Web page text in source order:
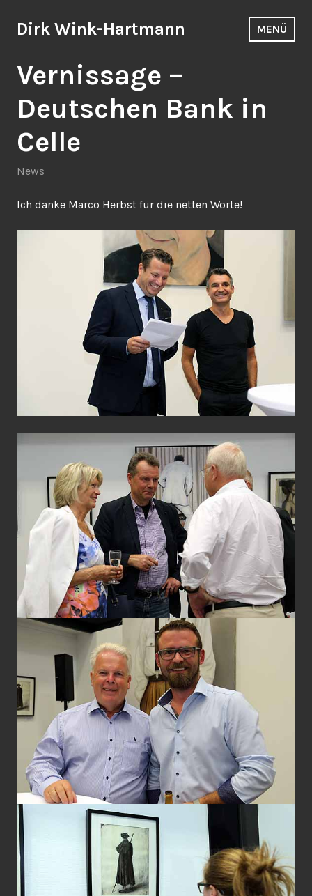
Inhalt
Dirk Wink-Hartmann MENÜ
Vernissage –
Deutschen Bank in
Celle
News
Ich danke Marco Herbst für die netten Worte!